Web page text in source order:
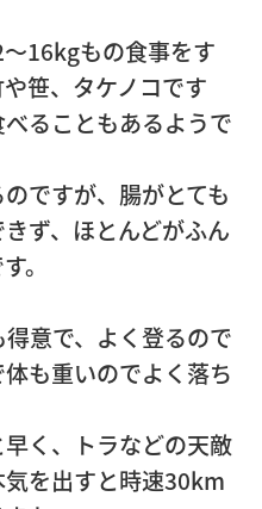
16kgもの食事をす
笹、タケノコです
ることもあるようで
ですが、腸がとても
ず、ほとんどがふん
。
意で、よく登るので
も重いのでよく落ち
く、トラなどの天敵
を出すと時速30km